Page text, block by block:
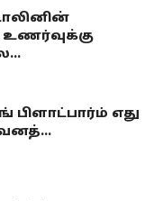
பிளாட்பார்ம் எது